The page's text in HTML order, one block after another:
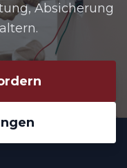
Absicherung